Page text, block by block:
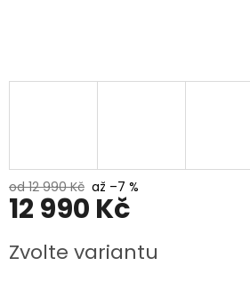
od 12 990 Kč až –7 %
12 990 Kč
cena:
Zvolte variantu